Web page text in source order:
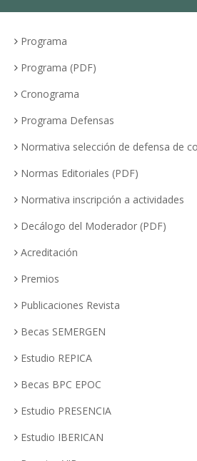
Programa
Programa (PDF)
Cronograma
Programa Defensas
Normativa selección de defensa de
Normas Editoriales (PDF)
Normativa inscripción a actividades
Decálogo del Moderador (PDF)
Acreditación
Premios
Publicaciones Revista
Becas SEMERGEN
Estudio REPICA
Becas BPC EPOC
Estudio PRESENCIA
Estudio IBERICAN